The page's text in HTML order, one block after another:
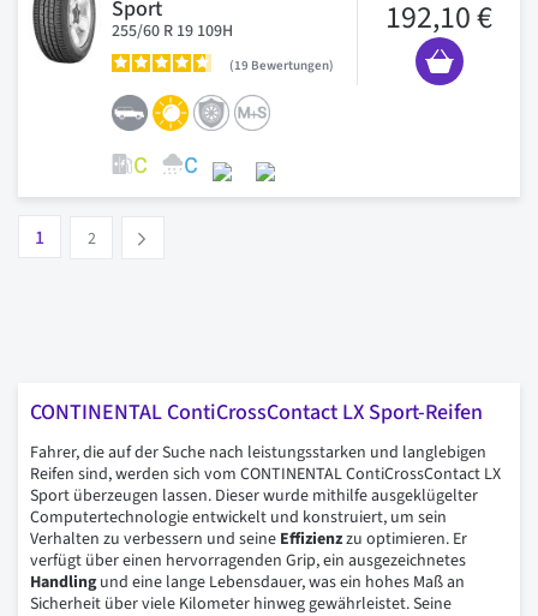
Sport
255/60 R 19 109H
19 Bewertungen
192,10 €
Vous lisez actuellement la page
1 2
CONTINENTAL ContiCrossContact LX Sport-Reifen
Fahrer, die auf der Suche nach leistungsstarken und langlebigen
Reifen sind, werden sich vom CONTINENTAL ContiCrossContact LX
Sport überzeugen lassen. Dieser wurde mithilfe ausgeklügelter
Computertechnologie entwickelt und konstruiert, um sein
Verhalten zu verbessern und seine Effizienzzu optimieren. Er
verfügt über einen hervorragenden Grip, ein ausgezeichnetes
Handlingund eine lange Lebensdauer, was ein hohes Maß an
Sicherheit über viele Kilometer hinweg gewährleistet. Seine